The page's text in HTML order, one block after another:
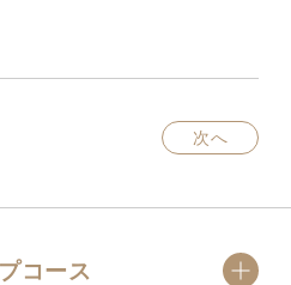
次へ
コース